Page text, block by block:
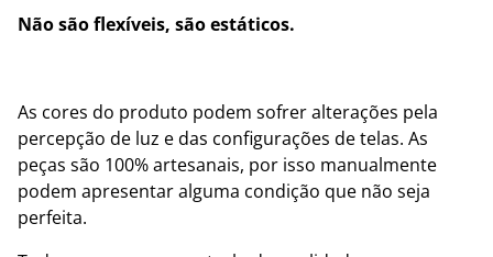
Não são flexíveis, são estáticos.
As cores do produto podem sofrer alterações pela
percepção de luz e das configurações de telas. As
peças são 100% artesanais, por isso manualmente
podem apresentar alguma condição que não seja
perfeita.